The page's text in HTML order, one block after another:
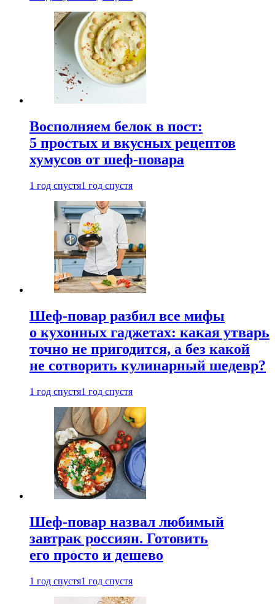
Восполняем белок в пост:
5 простых и вкусных рецептов
хумусов от шеф-повара
1 год спустя1 год спустя
Шеф-повар разбил все мифы
о кухонных гаджетах: какая утварь
точно не пригодится, а без какой
не сотворить кулинарный шедевр?
1 год спустя1 год спустя
Шеф-повар назвал любимый
завтрак россиян. Готовить
его просто и дешево
1 год спустя1 год спустя